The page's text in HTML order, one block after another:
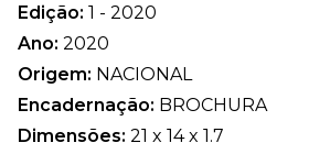
Edição: 1 - 2020
Ano: 2020
Origem: NACIONAL
Encadernação: BROCHURA
Dimensões: 21 x 14 x 1.7